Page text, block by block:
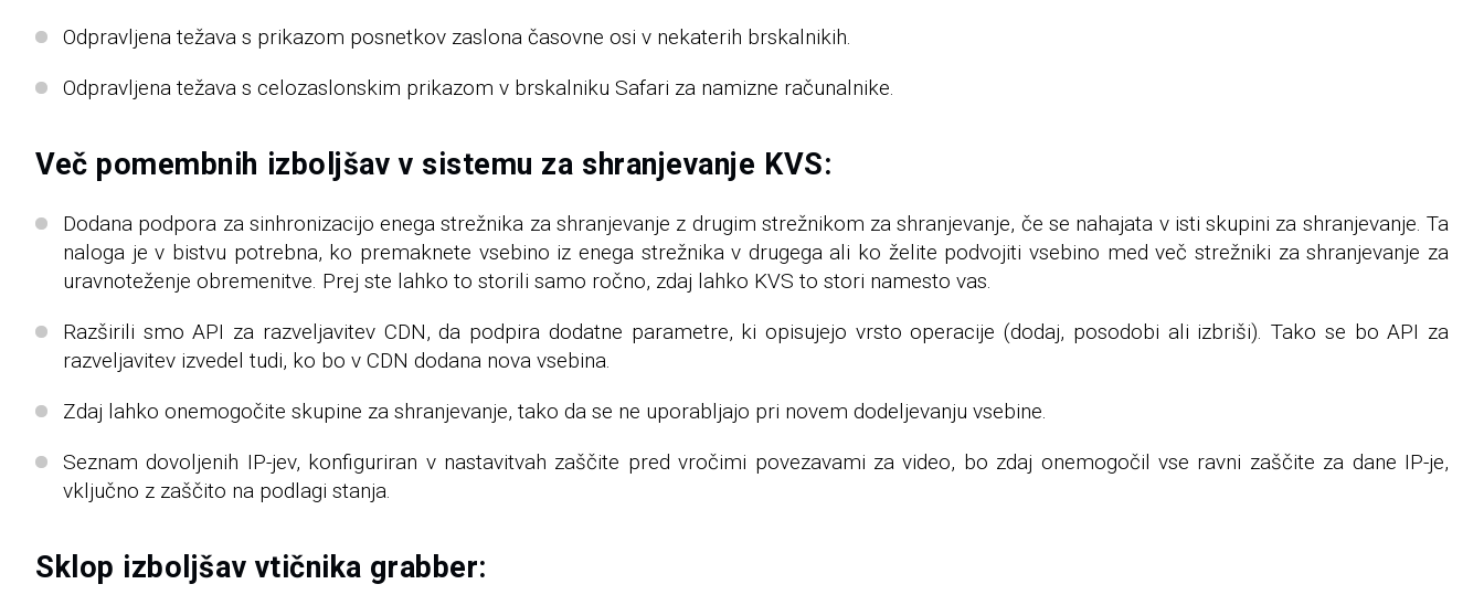
Odpravljena težava s prikazom posnetkov zaslona časovne osi v nekaterih brskalnikih.
Odpravljena težava s celozaslonskim prikazom v brskalniku Safari za namizne računalnike.
Več pomembnih izboljšav v sistemu za shranjevanje KVS:
Dodana podpora za sinhronizacijo enega strežnika za shranjevanje z drugim strežnikom za shranjevanje, če se nahajata v isti skupini za shranjevanje. Ta
naloga je v bistvu potrebna, ko premaknete vsebino iz enega strežnika v drugega ali ko želite podvojiti vsebino med več strežniki za shranjevanje za
uravnoteženje obremenitve. Prej ste lahko to storili samo ročno, zdaj lahko KVS to stori namesto vas.
Razširili smo API za razveljavitev CDN, da podpira dodatne parametre, ki opisujejo vrsto operacije (dodaj, posodobi ali izbriši). Tako se bo API za
razveljavitev izvedel tudi, ko bo v CDN dodana nova vsebina.
Zdaj lahko onemogočite skupine za shranjevanje, tako da se ne uporabljajo pri novem dodeljevanju vsebine.
Seznam dovoljenih IP-jev, konfiguriran v nastavitvah zaščite pred vročimi povezavami za video, bo zdaj onemogočil vse ravni zaščite za dane IP-je,
vključno z zaščito na podlagi stanja.
Sklop izboljšav vtičnika grabber: